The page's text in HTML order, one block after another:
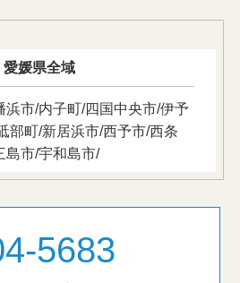
愛媛県全域
浜市/内子町/四国中央市/伊予
部町/新居浜市/西予市/西条
島市/宇和島市/
5683